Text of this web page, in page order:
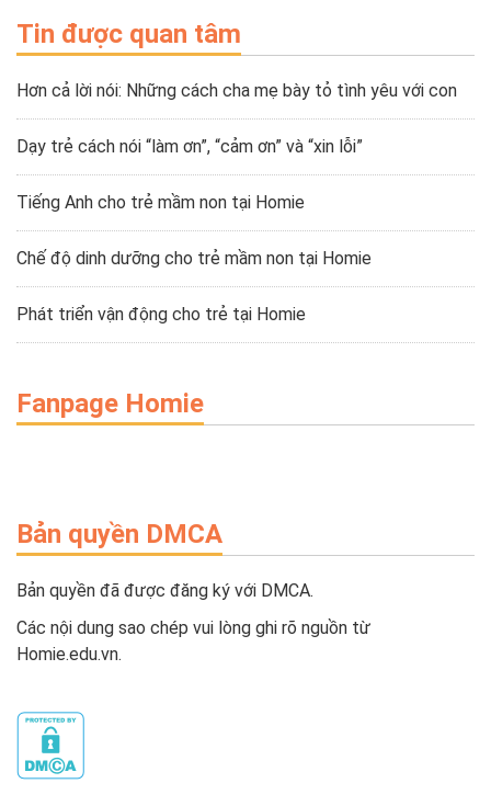
Tin được quan tâm
Hơn cả lời nói: Những cách cha mẹ bày tỏ tình yêu với con
Dạy trẻ cách nói “làm ơn”, “cảm ơn” và “xin lỗi”
Tiếng Anh cho trẻ mầm non tại Homie
Chế độ dinh dưỡng cho trẻ mầm non tại Homie
Phát triển vận động cho trẻ tại Homie
Fanpage Homie
Bản quyền DMCA
Bản quyền đã được đăng ký với DMCA.
Các nội dung sao chép vui lòng ghi rõ nguồn từ
Homie.edu.vn.